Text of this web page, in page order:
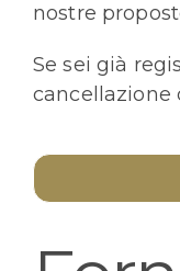
nostre
Se sei già